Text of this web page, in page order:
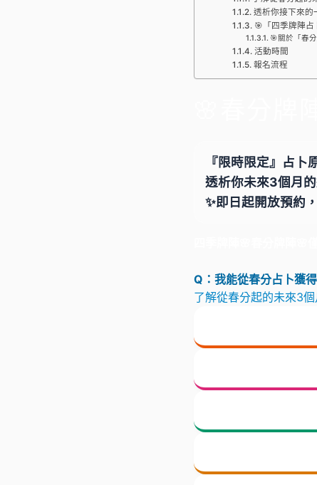
透析你接下來的
🎯「四季牌陣占
🎯關於「春分
活動時間
報名流程
『限時限定』占
透析你未來3個月的
✨即日起開放預約
Q：我能從春分占卜獲
了解從春分起的未來3個